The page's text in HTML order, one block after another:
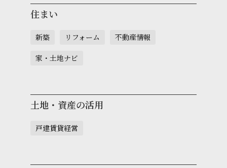
住まい
新築 リフォーム 不動産情報
家・土地ナビ
土地・資産の活用
戸建賃貸経営